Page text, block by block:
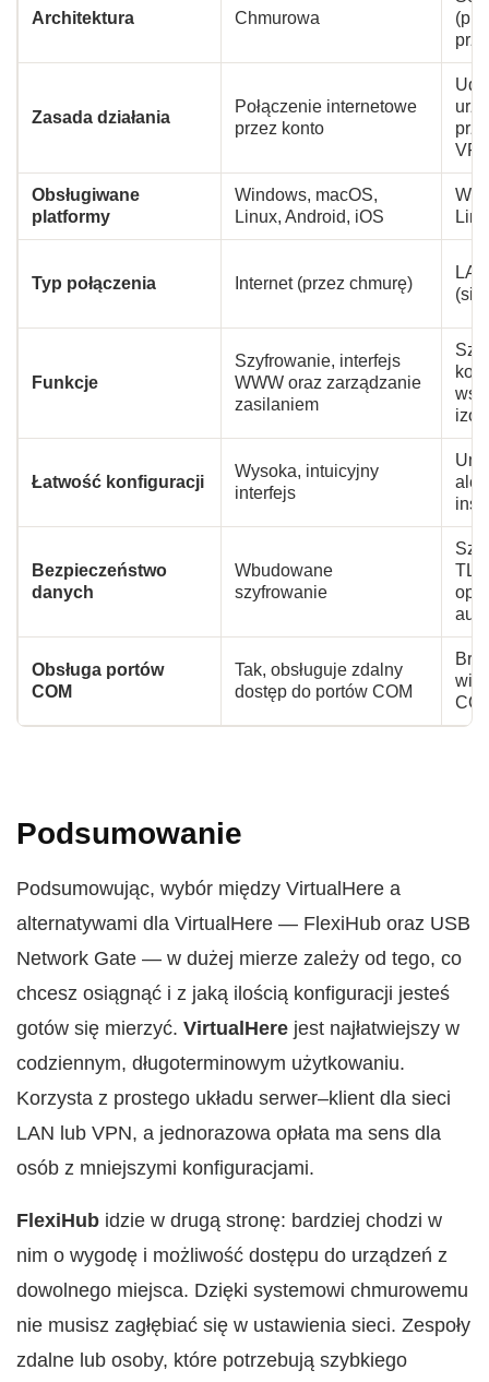
Architektura Chmurowa
Zasada działania
Połączenie internetowe
przez konto
Obsługiwane
platformy
Windows, macOS,
Linux, Android, iOS
Typ połączenia Internet (przez chmurę)
Funkcje
Szyfrowanie, interfejs
WWW oraz zarządzanie
zasilaniem
Łatwość konfiguracji
Wysoka, intuicyjny
interfejs
ale
Bezpieczeństwo
danych
Wbudowane
szyfrowanie
Obsługa portów
COM
Tak, obsługuje zdalny
dostęp do portów COM
Podsumowanie
Podsumowując, wybór między VirtualHere a
alternatywami dla VirtualHere — FlexiHub oraz USB
Network Gate — w dużej mierze zależy od tego, co
chcesz osiągnąć i z jaką ilością konfiguracji jesteś
gotów się mierzyć. VirtualHere jest najłatwiejszy w
codziennym, długoterminowym użytkowaniu.
Korzysta z prostego układu serwer–klient dla sieci
LAN lub VPN, a jednorazowa opłata ma sens dla
osób z mniejszymi konfiguracjami.
FlexiHub idzie w drugą stronę: bardziej chodzi w
nim o wygodę i możliwość dostępu do urządzeń z
dowolnego miejsca. Dzięki systemowi chmurowemu
nie musisz zagłębiać się w ustawienia sieci. Zespoły
zdalne lub osoby, które potrzebują szybkiego